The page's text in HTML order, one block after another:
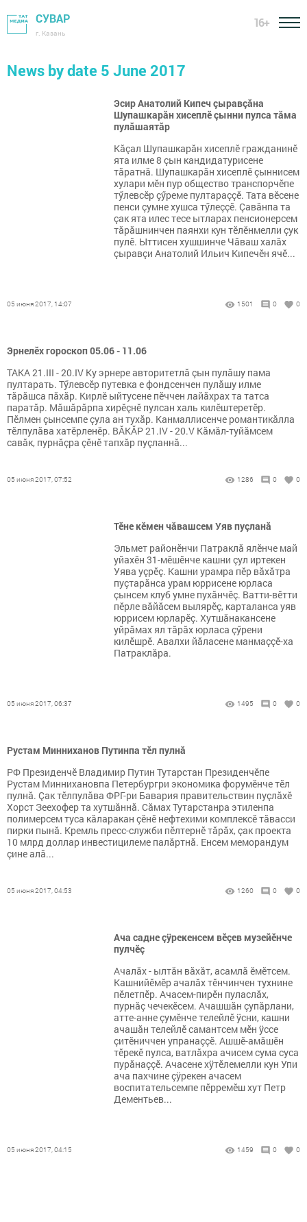
СУВАР
г. Казань
16+
News by date 5 June 2017
Эсир Анатолий Кипеч çыравçăна
Шупашкарăн хисеплӗ çынни пулса тăма
пулăшаятăр
Кăçал Шупашкарăн хисеплӗ гражданинӗ
ята илме 8 çын кандидатурисене
тăратнă. Шупашкарăн хисеплӗ çыннисем
хулари мӗн пур общество транспорчӗпе
тӳлевсӗр çӳреме пултараççӗ. Тата вӗсене
пенси çумне хушса тӳлеççӗ. Çавăнпа та
çак ята илес тесе ытларах пенсионерсем
тăрăшнинчен паянхи кун тӗлӗнмелли çук
пулӗ. Ыттисен хушшинче Чăваш халăх
çыравçи Анатолий Ильич Кипечӗн ячӗ...
05 июня 2017, 14:07 1501 0 0
Эрнелӗх гороскоп 05.06 - 11.06
ТАКА 21.III - 20.IV Ку эрнере авторитетлă çын пулăшу пама
пултарать. Тӳлевсӗр путевка е фондсенчен пулăшу илме
тăрăшса пăхăр. Кирлӗ ыйтусене пӗччен лайăхрах та татса
паратăр. Мăшăрăрпа хирӗçнӗ пулсан халь килӗштеретӗр.
Пӗлмен çынсемпе çула ан тухăр. Канмаллисенче романтикăлла
тӗлпулăва хатӗрленӗр. ВĂКĂР 21.IV - 20.V Кăмăл-туйăмсем
савăк, пурнăçра çӗнӗ тапхăр пуçланнă...
05 июня 2017, 07:52 1286 0 0
Тӗне кӗмен чăвашсем Уяв пуçланă
Эльмет районĕнчи Патраклă ялĕнче май
уйахĕн 31-мĕшĕнче кашни çул иртекен
Уява уçрĕç. Кашни урамра пĕр вăхăтра
пуçтарăнса урам юррисене юрласа
çынсем клуб умне пухăнчĕç. Ватти-вĕтти
пĕрле вăйăсем вылярĕç, карталанса уяв
юррисем юрларĕç. Хутшăнакансене
уйрăмах ял тăрăх юрласа çӳрени
килĕшрĕ. Авалхи йăласене манмаççӗ-ха
Патраклăра.
05 июня 2017, 06:37 1495 0 0
Рустам Минниханов Путинпа тĕл пулнă
РФ Президенчĕ Владимир Путин Тутарстан Президенчĕпе
Рустам Миннихановпа Петербургри экономика форумĕнче тĕл
пулнă. Çак тĕлпулăва ФРГ-ри Бавария правительствин пуçлăхĕ
Хорст Зеехофер та хутшăннă. Сăмах Тутарстанра этиленпа
полимерсем туса кăларакан çĕнĕ нефтехими комплексĕ тăвасси
пирки пынă. Кремль пресс-служби пĕлтернĕ тăрăх, çак проекта
10 млрд доллар инвестицилеме палăртнă. Енсем меморандум
çине алă...
05 июня 2017, 04:53 1260 0 0
Ача садне çÿрекенсем вĕçев музейĕнче
пулчĕç
Ачалăх - ылтăн вăхăт, асамлă ĕмĕтсем.
Кашнийĕмĕр ачалăх тĕнчинчен тухнине
пĕлетпĕр. Ачасем-пирĕн пуласлăх,
пурнăç чечекĕсем. Ачашшăн çупăрлани,
атте-анне çумĕнче телейлĕ ÿсни, кашни
ачашăн телейлĕ самантсем мĕн ÿссе
çитĕниччен упранаççĕ. Ашшĕ-амăшĕн
тĕрекĕ пулса, ватлăхра ачисем сума суса
пурăнаççĕ. Ачасене хÿтĕлемелли кун Упи
ача пахчине çÿрекен ачасем
воспитательсемпе пĕрремĕш хут Петр
Дементьев...
05 июня 2017, 04:15 1459 0 0